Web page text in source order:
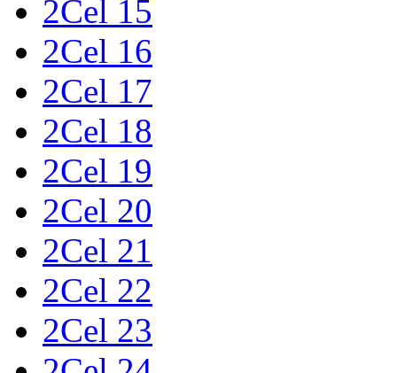
2Cel 15
2Cel 16
2Cel 17
2Cel 18
2Cel 19
2Cel 20
2Cel 21
2Cel 22
2Cel 23